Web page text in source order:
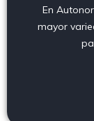
En
mayor